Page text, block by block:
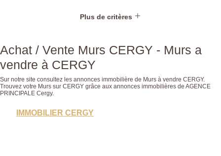
Plus de critères
Achat / Vente Murs CERGY - Murs a
vendre à CERGY
Sur notre site consultez les annonces immobilière de Murs à vendre CERGY.
Trouvez votre Murs sur CERGY grâce aux annonces immobilières de AGENCE
PRINCIPALE Cergy.
IMMOBILIER CERGY